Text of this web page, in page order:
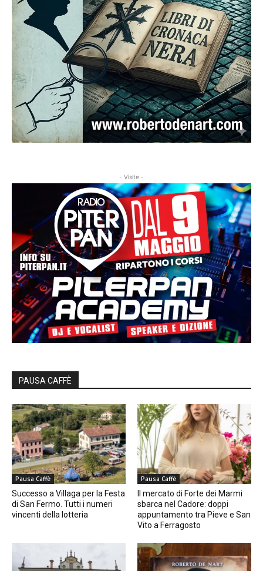
- Visite -
PAUSA CAFFÈ
Pausa Caffè
Successo a Villaga per la Festa
di San Fermo. Tutti i numeri
vincenti della lotteria
Pausa Caffè
Il mercato di Forte dei Marmi
sbarca nel Cadore: doppi
appuntamento tra Pieve e San
Vito a Ferragosto